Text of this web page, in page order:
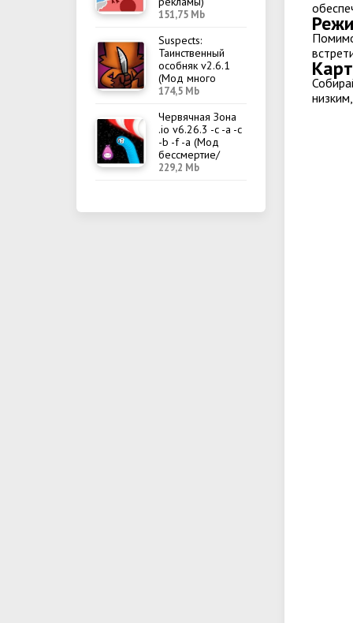
151,75 Mb
Suspects:
Таинственный
особняк v2.6.1
(Мод много
денег/меню)
174,5 Mb
Червячная Зона
.io v6.26.3 -c -a -c
-b -f -a (Мод
бессмертие/
меню)
229,2 Mb